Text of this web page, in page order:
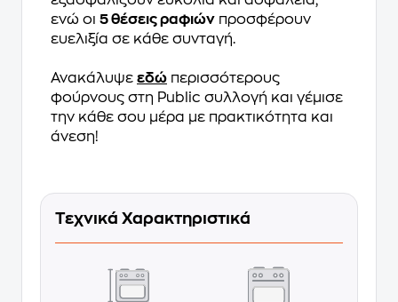
ενώ οι 5 θέσεις ραφιών προσφέρουν
ευελιξία σε κάθε συνταγή.
Ανακάλυψε εδώ περισσότερους
φούρνους στη Public συλλογή και γέμισε
την κάθε σου μέρα με πρακτικότητα και
άνεση!
Τεχνικά Χαρακτηριστικά